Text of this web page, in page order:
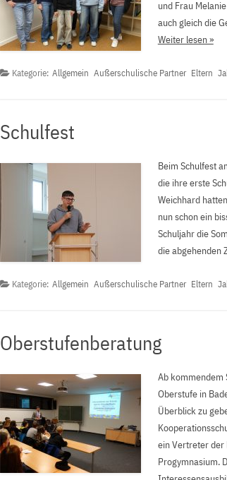
und Frau
auch gleich die
Weiter lesen »
Kategorie: Allgemein Außerschulische Partner Eltern
Schulfest
Beim Schulfest
die ihre erste
Weichhard
nun schon ein
Schuljahr die
die abgehenden
Kategorie: Allgemein Außerschulische Partner Eltern
Oberstufenberatung
Ab kommendem
Oberstufe in
Überblick zu
ein Vertreter der
Progymnasium.